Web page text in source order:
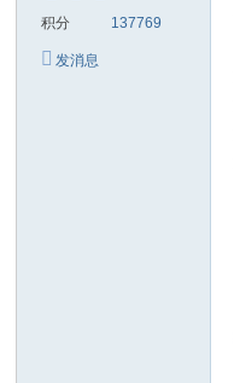
积分 137769
发消息